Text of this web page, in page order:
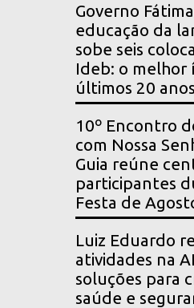
Governo
educação da
sobe seis
Ideb: o melhor
últimos 20 anos
10º Encontro
com Nossa
Guia reúne
participantes
Festa de
Luiz Eduardo
atividades na
soluções para
saúde e